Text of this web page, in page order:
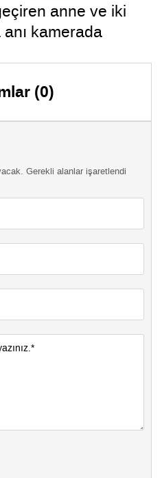
anne ve iki
kamerada
(0)
Gerekli alanlar işaretlendi